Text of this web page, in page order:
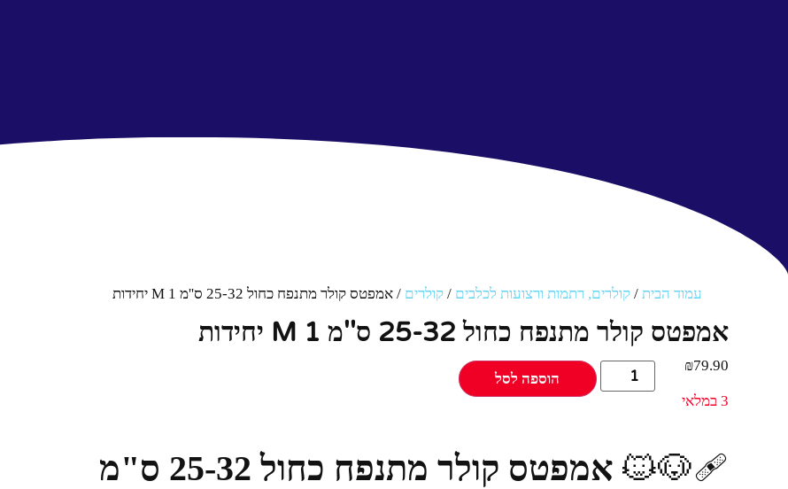
עמוד הבית /קולרים, רתמות ורצועות לכלבים /קולרים / אמפטס קולר מתנפח כחול 25-32 ס''מ M 1 יחידות
אמפטס קולר מתנפח כחול 25-32 ס''מ M 1 יחידות
₪79.90
3 במלאי
הוספה לסל
🩹🐶🐱
אמפטס קולר מתנפח כחול 25-32 ס"מ